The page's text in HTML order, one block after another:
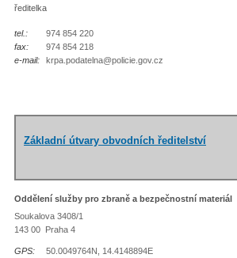
ředitelka
tel.:
974 854 220
fax:
974 854 218
e-mail:
krpa.podatelna@policie.gov.cz
Základní útvary obvodních ředitelství
Oddělení služby pro zbraně a bezpečnostní materiál
Soukalova 3408/1
143 00 Praha 4
GPS:
50.0049764N, 14.4148894E